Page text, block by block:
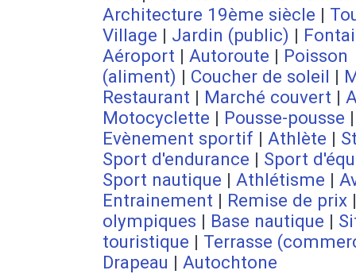
Architecture 19ème siècle |
Village | Jardin (public) |
Aéroport | Autoroute | Poisson
(aliment) | Coucher de soleil |
Restaurant | Marché couvert |
Motocyclette | Pousse-pousse |
Evènement sportif | Athlète |
Sport d'endurance | Sport
Sport nautique | Athlétisme |
Entrainement | Remise de prix
olympiques | Base nautique |
touristique | Terrasse
Drapeau | Autochtone